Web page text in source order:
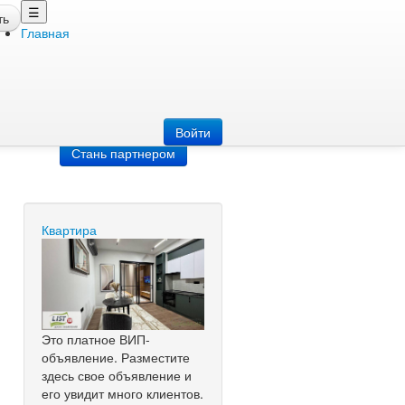
☰
Главная
Войти
Стань партнером
Квартира
Это платное ВИП-
объявление. Разместите
здесь свое объявление и
его увидит много клиентов.